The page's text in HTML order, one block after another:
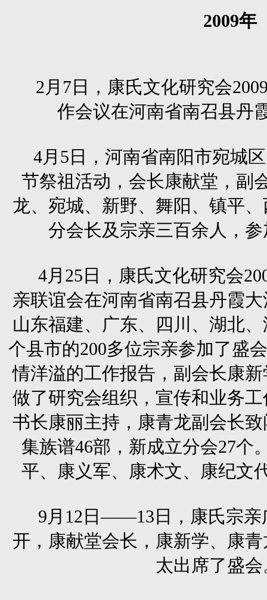
2009年
2月7日，康氏文化研究会
作会议在河南省南召县丹
4月5日，河南省南阳市宛城
节祭祖活动，会长康献堂，副
龙、宛城、新野、舞阳、镇平
分会长及宗亲三百余人，
4月25日，康氏文化研究会
亲联谊会在河南省南召县丹霞
山东福建、广东、四川、湖北
个县市的200多位宗亲参加了盛
情洋溢的工作报告，副会长康
做了研究会组织，宣传和业务
书长康丽主持，康青龙副会长
集族谱46部，新成立分会27个
平、康义军、康术文、康纪文
9月12日——13日，康氏宗亲
开，康献堂会长，康新学、康
太出席了盛会